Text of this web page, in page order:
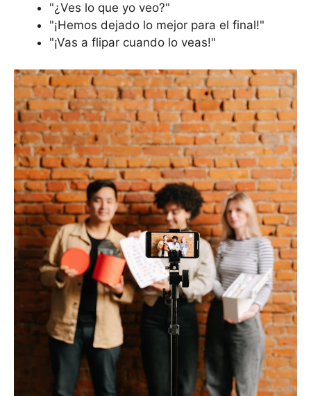
"¿Ves lo que yo veo?"
"¡Hemos dejado lo mejor para el final!"
"¡Vas a flipar cuando lo veas!"